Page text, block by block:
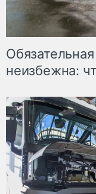
неизбежна: